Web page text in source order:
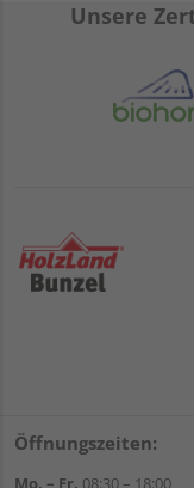
Unsere
Öffnungszeiten:
Mo. – Fr. 08:30 – 18:00